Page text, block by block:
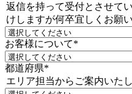
返信を持って受付とさせて
けしますが何卒宜しくお願
お客様について*
都道府県*
エリア担当からご案内いた